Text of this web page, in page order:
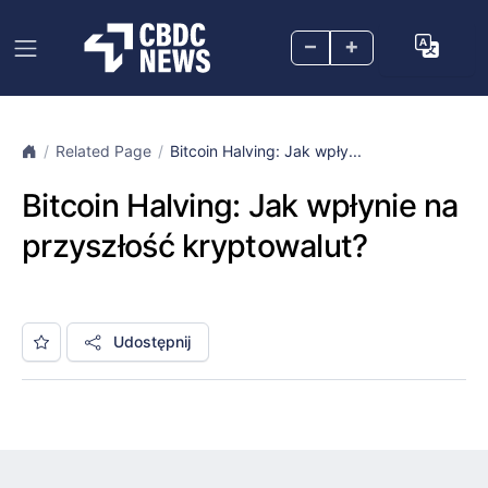
– +
Related Page Bitcoin Halving: Jak wpły...
Bitcoin Halving: Jak wpłynie na
przyszłość kryptowalut?
Udostępnij